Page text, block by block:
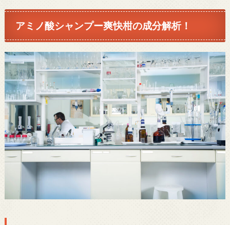
アミノ酸シャンプー爽快柑の成分解析！